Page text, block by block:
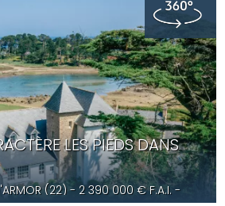
LES PIEDS DANS
(22) - 2 390 000 € F.A.I. -